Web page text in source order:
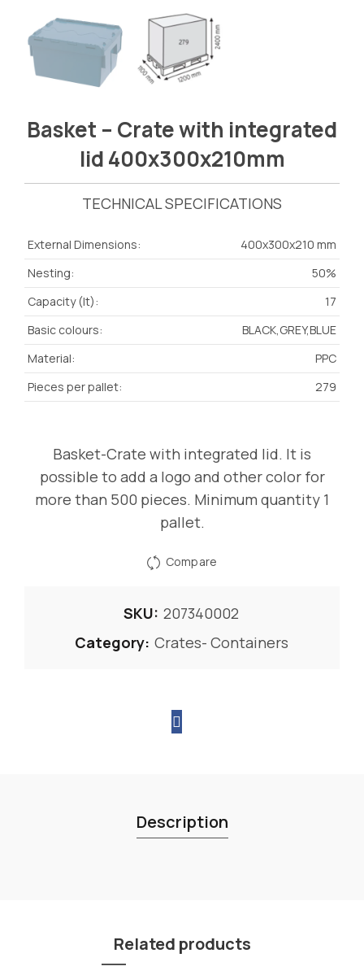
Basket – Crate with integrated
lid 400x300x210mm
TECHNICAL SPECIFICATIONS
External Dimensions:
400x300x210 mm
Nesting:
50%
Capacity (lt):
17
Basic colours:
BLACK,GREY,BLUE
Material:
PPC
Pieces per pallet:
279
Basket-Crate with integrated lid. It is
possible to add a logo and other color for
more than 500 pieces. Minimum quantity 1
pallet.
Compare
SKU: 207340002
Category: Crates- Containers
Description
Related products